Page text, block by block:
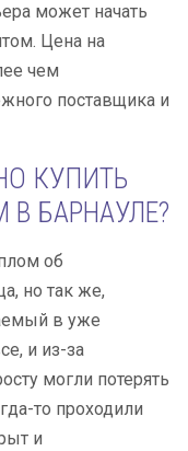
может начать
Цена на
чем
поставщика и
КУПИТЬ
БАРНАУЛЕ?
об
но так же,
в уже
и из-за
могли потерять
то проходили
и